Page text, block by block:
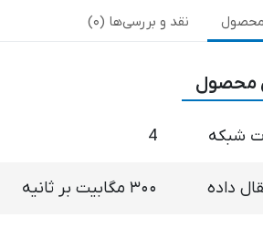
محصول نقد و بررسی‌ها (0)
محصول
شبکه 4
داده ۳۰۰ مگابیت بر ثانیه